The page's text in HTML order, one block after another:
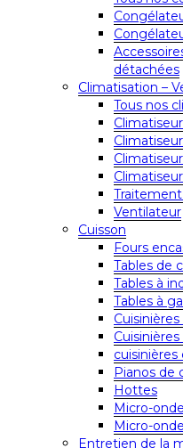
détachées
Climatisation –
Tous nos
Traitement
Ventilateur
Cuisson
Fours
Tables de
Tables à
Tables à
Pianos de
Hottes
Micro-
Micro-
Entretien de la